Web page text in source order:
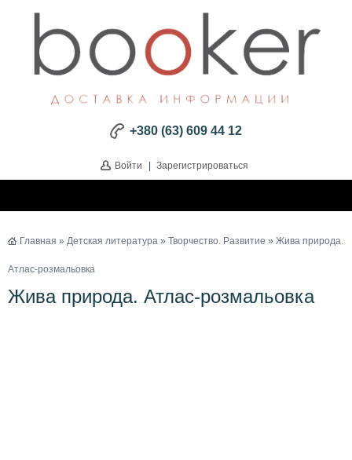
+380 (63) 609 44 12
Войти | Зарегистрироваться
Главная » Детская литература » Творчество. Развитие » Жива природа.
Атлас-розмальовка
Жива природа. Атлас-розмальовка